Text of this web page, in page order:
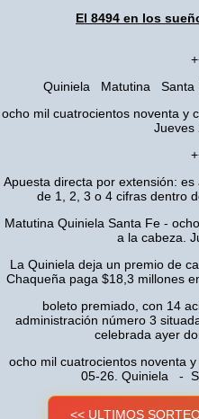
El 8494 en los
Quiniela Matutina Santa
ocho mil cuatrocientos noventa y
Jueves
Apuesta directa por extensión:
de 1, 2, 3 o 4 cifras dentro
Matutina Quiniela Santa Fe -
a la cabeza.
La Quiniela deja un premio de
Chaqueña paga $18,3 millones
boleto premiado, con 14
administración número 3
celebrada ayer
ocho mil cuatrocientos noventa
05-26. Quiniela -
<< ULTIMOS